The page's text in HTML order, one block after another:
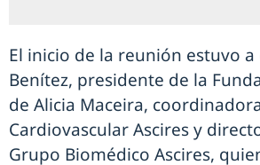
El inicio de la reunión estuvo a
Benítez, presidente de la
de Alicia Maceira,
Cardiovascular Ascires y
Grupo Biomédico Ascires,